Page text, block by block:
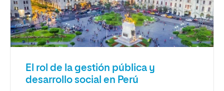
El rol de la gestión pública y
desarrollo social en Perú